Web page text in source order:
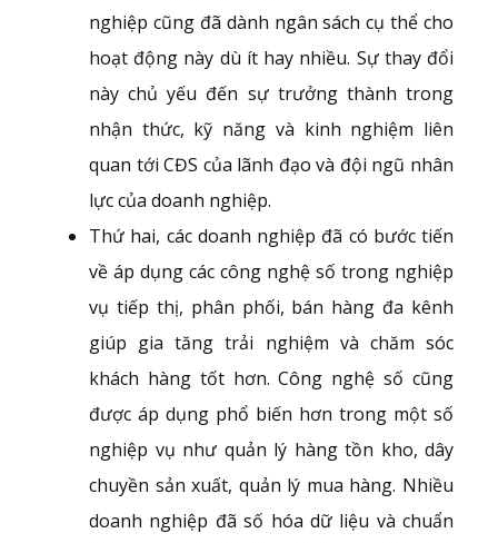
nghiệp cũng đã dành ngân sách cụ thể cho
hoạt động này dù ít hay nhiều. Sự thay đổi
này chủ yếu đến sự trưởng thành trong
nhận thức, kỹ năng và kinh nghiệm liên
quan tới CĐS của lãnh đạo và đội ngũ nhân
lực của doanh nghiệp.
Thứ hai, các doanh nghiệp đã có bước tiến
về áp dụng các công nghệ số trong nghiệp
vụ tiếp thị, phân phối, bán hàng đa kênh
giúp gia tăng trải nghiệm và chăm sóc
khách hàng tốt hơn. Công nghệ số cũng
được áp dụng phổ biến hơn trong một số
nghiệp vụ như quản lý hàng tồn kho, dây
chuyền sản xuất, quản lý mua hàng. Nhiều
doanh nghiệp đã số hóa dữ liệu và chuẩn